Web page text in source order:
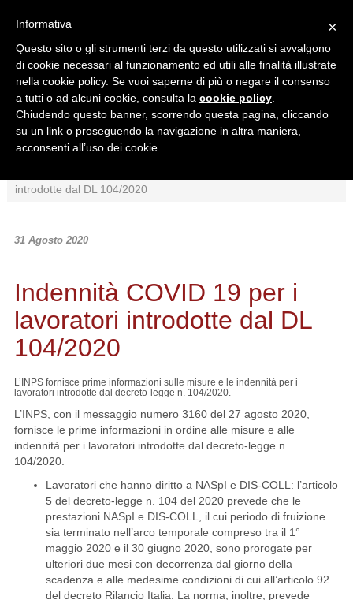
Ricerca in:
Sezione corrente
Tutto il sito
introdotte dal DL 104/2020
31 Agosto 2020
Indennità COVID 19 per i
lavoratori introdotte dal DL
104/2020
L’INPS fornisce prime informazioni sulle misure e le indennità per i
lavoratori introdotte dal decreto-legge n. 104/2020.
L’INPS, con il messaggio numero 3160 del 27 agosto 2020,
fornisce le prime informazioni in ordine alle misure e alle
indennità per i lavoratori introdotte dal decreto-legge n.
104/2020.
Lavoratori che hanno diritto a NASpI e DIS-COLL : l’articolo
5 del decreto-legge n. 104 del 2020 prevede che le
prestazioni NASpI e DIS-COLL, il cui periodo di fruizione
sia terminato nell’arco temporale compreso tra il 1°
maggio 2020 e il 30 giugno 2020, sono prorogate per
ulteriori due mesi con decorrenza dal giorno della
scadenza e alle medesime condizioni di cui all’articolo 92
del decreto Rilancio Italia. La norma, inoltre, prevede
×
Informativa
Questo sito o gli strumenti terzi da questo utilizzati si avvalgono
di cookie necessari al funzionamento ed utili alle finalità illustrate
nella cookie policy. Se vuoi saperne di più o negare il consenso
a tutti o ad alcuni cookie, consulta la cookie policy
Chiudendo questo banner, scorrendo questa pagina, cliccando
su un link o proseguendo la navigazione in altra maniera,
acconsenti all’uso dei cookie.